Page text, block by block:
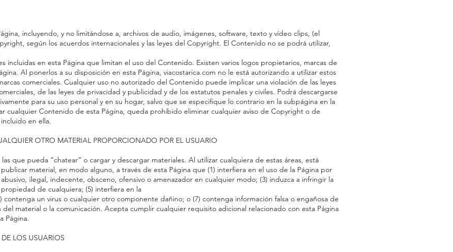
incluyendo, y no limitándose a, archivos de audio, imágenes, software, texto y vídeo clips, (el
según los acuerdos internacionales y las leyes del Copyright. El Contenido no se podrá utilizar,
incluidas en esta Página que limitan el uso del Contenido. Existen varios logos propietarios, marcas de
Al ponerlos a su disposición en esta Página, viacostarica.com no le está autorizando a utilizar estos
comerciales. Cualquier uso no autorizado del Contenido puede implicar una violación de las leyes
de las leyes de privacidad y publicidad y de los estatutos penales y civiles. Podrá descargarse
para su uso personal y en su hogar, salvo que se especifique lo contrario en la subpágina en la
cualquier Contenido de esta Página, queda prohibido eliminar cualquier aviso de Copyright o de
en ella.
OTRO MATERIAL PROPORCIONADO POR EL USUARIO
que pueda “chatear” o cargar y descargar materiales. Al utilizar cualquiera de estas áreas, está
material, en modo alguno, a través de esta Página que (1) interfiera en el uso de la Página por
ilegal, indecente, obsceno, ofensivo o amenazador en cualquier modo; (3) induzca a infringir la
de cualquiera; (5) interfiera en la
contenga un virus o cualquier otro componente dañino; o (7) contenga información falsa o engañosa de
material o la comunicación. Acepta cumplir cualquier requisito adicional relacionado con esta Página
Página.
LOS USUARIOS